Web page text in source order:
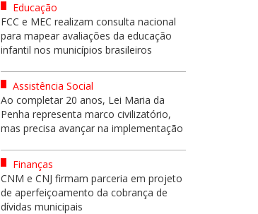
Educação
FCC e MEC realizam consulta nacional
para mapear avaliações da educação
infantil nos municípios brasileiros
Assistência Social
Ao completar 20 anos, Lei Maria da
Penha representa marco civilizatório,
mas precisa avançar na implementação
Finanças
CNM e CNJ firmam parceria em projeto
de aperfeiçoamento da cobrança de
dívidas municipais